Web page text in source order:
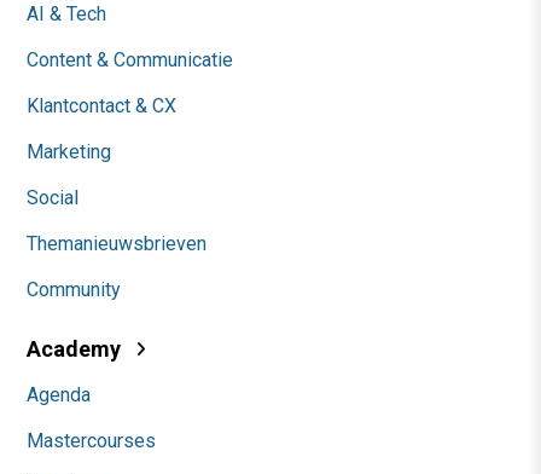
AI & Tech
Content & Communicatie
Klantcontact & CX
Marketing
Social
Themanieuwsbrieven
Community
Academy
Agenda
Mastercourses